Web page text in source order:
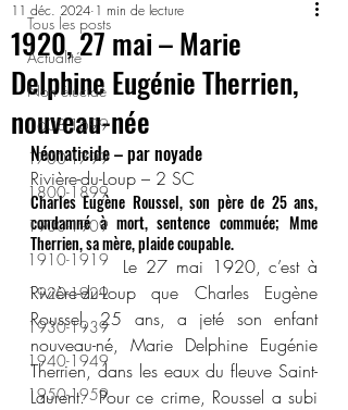
Tous les posts
Actualité
Non élucidé
1608-1699
1700-1799
1800-1899
1900-1909
1910-1919
1920-1929
1930-1939
1940-1949
1950-1959
1920, 27 mai – Marie
Delphine Eugénie Therrien,
nouveau-née
11 déc. 2024 1 min de lecture
Néonaticide – par noyade
Rivière-du-Loup – 2 SC
Charles Eugène Roussel, son père de 25 ans,
condamné à mort, sentence commuée; Mme
Therrien, sa mère, plaide coupable.
Le 27 mai 1920, c’est à
Rivière-du-Loup que Charles Eugène
Roussel, 25 ans, a jeté son enfant
nouveau-né, Marie Delphine Eugénie
Therrien, dans les eaux du fleuve Saint-
Laurent.  Pour ce crime, Roussel a subi